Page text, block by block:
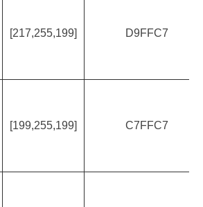
[217,255,199] D9FFC7
[199,255,199] C7FFC7